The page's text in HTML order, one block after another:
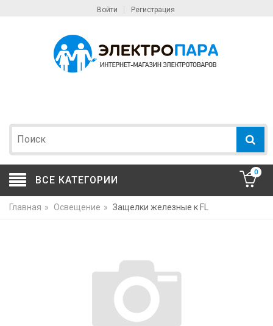
Войти Регистрация
ВСЕ КАТЕГОРИИ
0
Главная » Освещение » Защелки железные к FL